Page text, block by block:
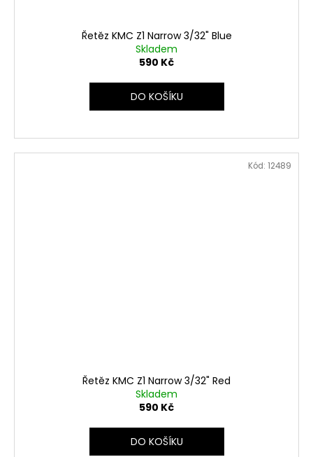
Řetěz KMC Z1 Narrow 3/32" Blue
Skladem
590 Kč
DO KOŠÍKU
Řetěz KMC Z1 Narrow 3/32" Red
Skladem
590 Kč
DO KOŠÍKU
Kód: 12489